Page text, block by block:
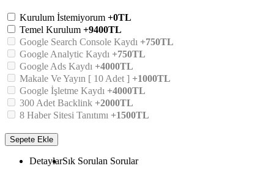
Kurulum İstemiyorum +0TL
Temel Kurulum +9400TL
Google Search Console Kaydı +750TL
Google Analytic Kaydı +750TL
Google Ads Kaydı +4000TL
Makale Ve Yayın [ 10 Adet ] +1000TL
Google İşletme Kaydı +4000TL
300 Adet Backlink +2000TL
8 Haber Sitesi Tanıtımı +1500TL
Sepete Ekle
DetaylarSık Sorulan Sorular